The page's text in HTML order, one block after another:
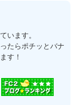
います。
たらポチッとバナ
す！